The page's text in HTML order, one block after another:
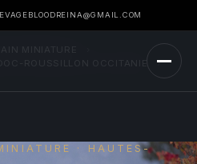
MINIATURE
ROUSSILLON OCCITANIE
›
· HAUTES-